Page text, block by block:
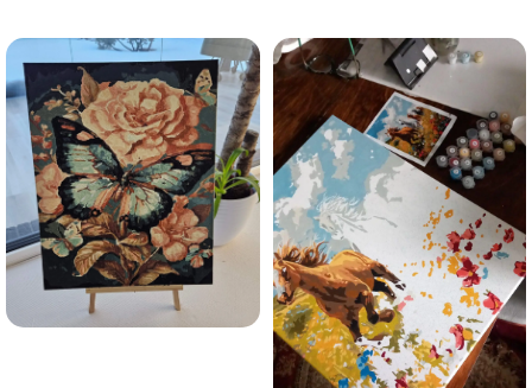
Esmu iepazinies ar GleznoPats.lv privātuma politiku un
piekrītu tai
GleznoPats.lvPrivātuma politika
SAŅEMT -10%